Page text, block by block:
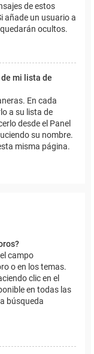
de estos
añade un usuario a
ocultos.
mi lista de
En cada
a su lista de
desde el Panel
su nombre.
misma página.
campo
o en los temas.
clic en el
en todas las
búsqueda